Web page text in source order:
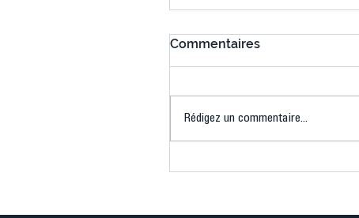
Ping ? Quand le tennis de
Commentaires
Rédigez un commentaire...